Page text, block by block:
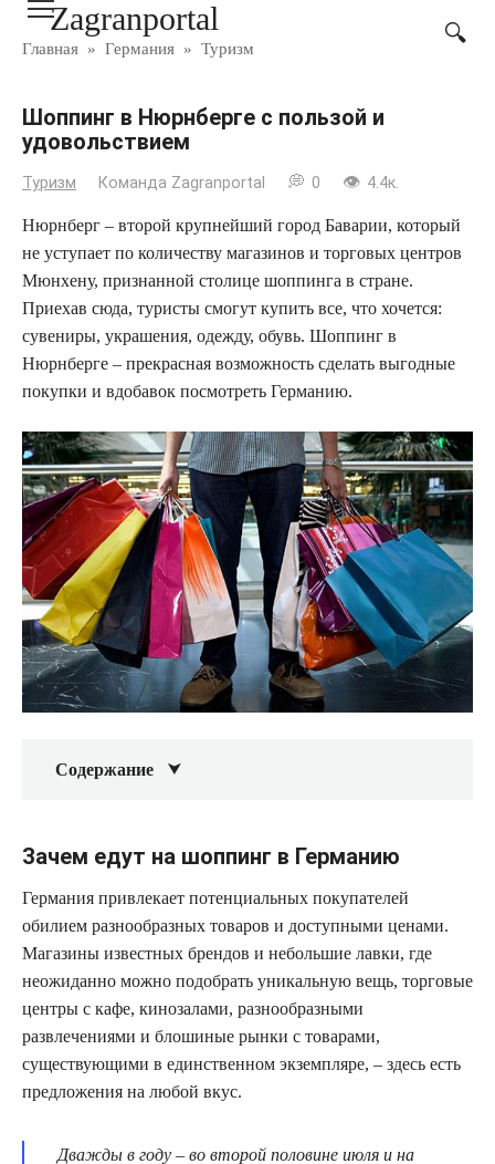
ПерейтиZagranportal
Главная » Германия » Туризм
Шоппинг в Нюрнберге с пользой и
удовольствием
Туризм Команда Zagranportal 0 4.4к.
Нюрнберг – второй крупнейший город Баварии, который
не уступает по количеству магазинов и торговых центров
Мюнхену, признанной столице шоппинга в стране.
Приехав сюда, туристы смогут купить все, что хочется:
сувениры, украшения, одежду, обувь. Шоппинг в
Нюрнберге – прекрасная возможность сделать выгодные
покупки и вдобавок посмотреть Германию.
Содержание
Зачем едут на шоппинг в Германию
Германия привлекает потенциальных покупателей
обилием разнообразных товаров и доступными ценами.
Магазины известных брендов и небольшие лавки, где
неожиданно можно подобрать уникальную вещь, торговые
центры с кафе, кинозалами, разнообразными
развлечениями и блошиные рынки с товарами,
существующими в единственном экземпляре, – здесь есть
предложения на любой вкус.
Дважды в году – во второй половине июля и на